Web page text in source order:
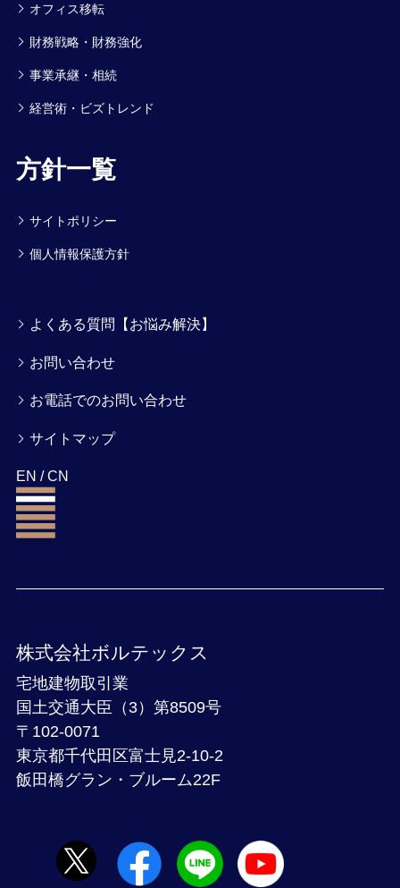
オフィス移転
財務戦略・財務強化
事業承継・相続
経営術・ビズトレンド
方針一覧
サイトポリシー
個人情報保護方針
よくある質問【お悩み解決】
お問い合わせ
お電話でのお問い合わせ
サイトマップ
EN /CN
株式会社ボルテックス
宅地建物取引業
国土交通大臣（3）第8509号
〒102-0071
東京都千代田区富士見2-10-2
飯田橋グラン・ブルーム22F